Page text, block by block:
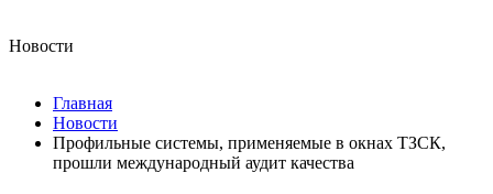
Новости
Главная
Новости
Профильные системы, применяемые в окнах ТЗСК,
прошли международный аудит качества